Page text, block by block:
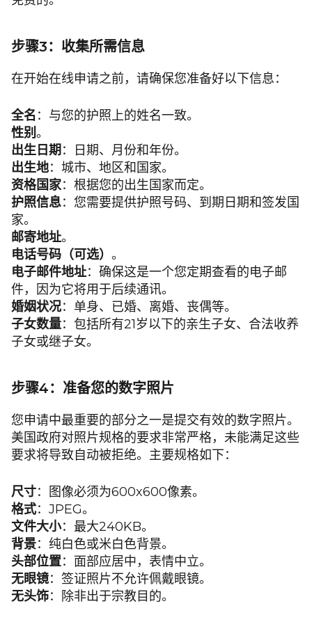
步骤3：收集所需信息
在开始在线申请之前，请确保您准备好以下信息：
全名 ：与您的护照上的姓名一致。
性别。
出生日期 ：日期、月份和年份。
出生地：城市、地区和国家。
资格国家：根据您的出生国家而定。
护照信息：您需要提供护照号码、到期日期和签发国
家。
邮寄地址。
电话号码（可选） 。
电子邮件地址：确保这是一个您定期查看的电子邮
件，因为它将用于后续通讯。
婚姻状况：单身、已婚、离婚、丧偶等。
子女数量：包括所有21岁以下的亲生子女、合法收养
子女或继子女。
步骤4：准备您的数字照片
您申请中最重要的部分之一是提交有效的数字照片。
美国政府对照片规格的要求非常严格，未能满足这些
要求将导致自动被拒绝。主要规格如下：
尺寸：图像必须为600x600像素。
格式：JPEG。
文件大小：最大240KB。
背景：纯白色或米白色背景。
头部位置：面部应居中，表情中立。
无眼镜：签证照片不允许佩戴眼镜。
无头饰：除非出于宗教目的。